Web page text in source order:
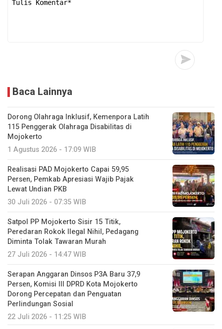
Baca Lainnya
Dorong Olahraga Inklusif, Kemenpora Latih
115 Penggerak Olahraga Disabilitas di
Mojokerto
1 Agustus 2026 - 17:09 WIB
Realisasi PAD Mojokerto Capai 59,95
Persen, Pemkab Apresiasi Wajib Pajak
Lewat Undian PKB
30 Juli 2026 - 07:35 WIB
Satpol PP Mojokerto Sisir 15 Titik,
Peredaran Rokok Ilegal Nihil, Pedagang
Diminta Tolak Tawaran Murah
27 Juli 2026 - 14:47 WIB
Serapan Anggaran Dinsos P3A Baru 37,9
Persen, Komisi III DPRD Kota Mojokerto
Dorong Percepatan dan Penguatan
Perlindungan Sosial
22 Juli 2026 - 11:25 WIB